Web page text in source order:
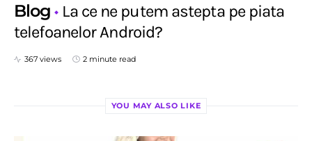
Blog
La ce ne putem astepta pe piata
telefoanelor Android?
367 views 2 minute read
YOU MAY ALSO LIKE